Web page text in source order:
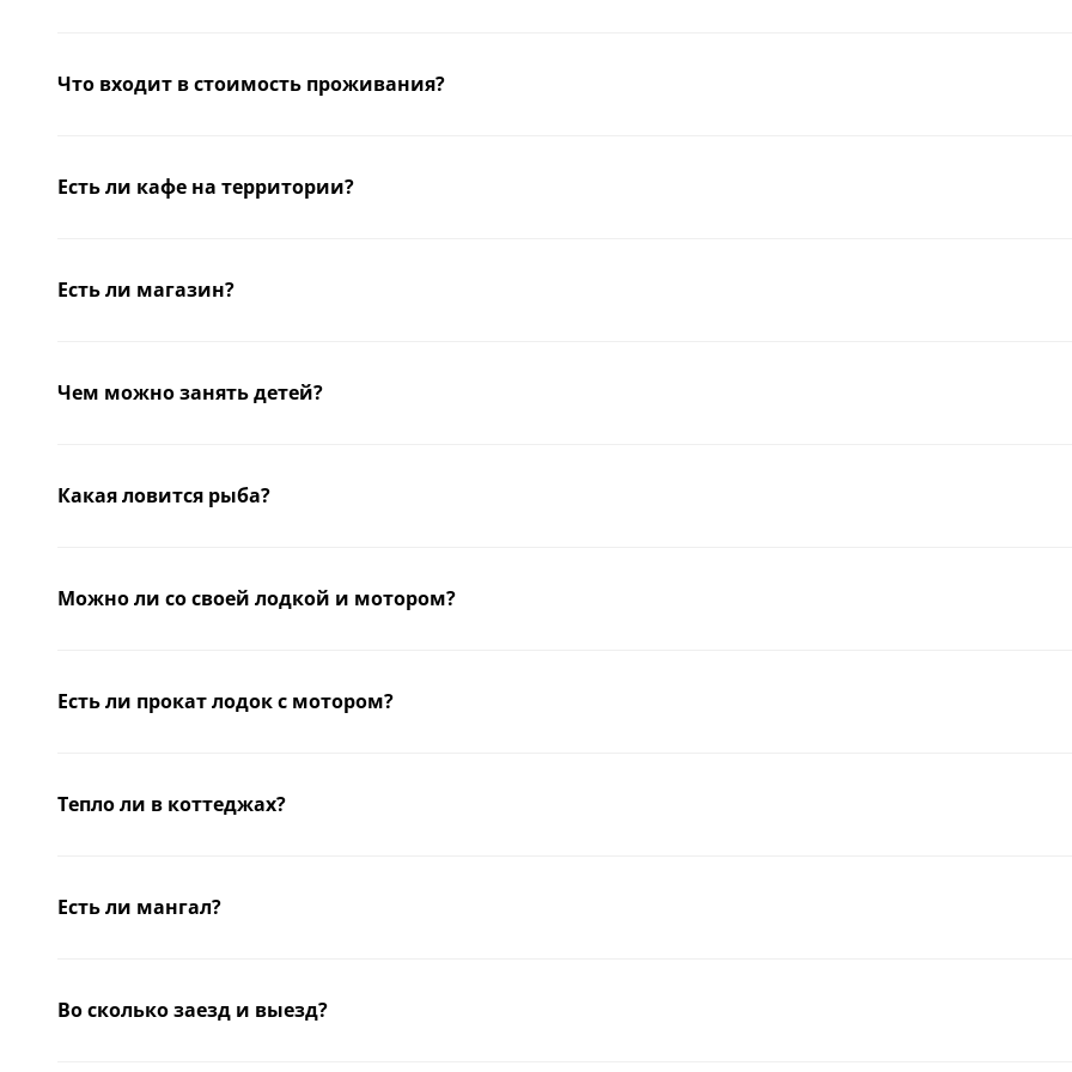
Что входит в стоимость проживания?
Есть ли кафе на территории?
Есть ли магазин?
Чем можно занять детей?
Какая ловится рыба?
Можно ли со своей лодкой и мотором?
Есть ли прокат лодок с мотором?
Тепло ли в коттеджах?
Есть ли мангал?
Во сколько заезд и выезд?